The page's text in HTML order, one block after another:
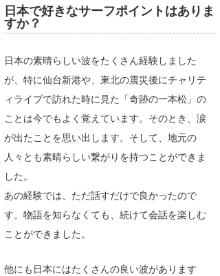
日本で好きなサーフポイントはありま
すか？
日本の素晴らしい波をたくさん経験しました
が、特に仙台新港や、東北の震災後にチャリテ
ィライブで訪れた時に見た「奇跡の一本松」の
ことは今でもよく覚えています。そのとき、涙
が出たことを思い出します。そして、地元の
人々とも素晴らしい繋がりを持つことができま
した。
あの経験では、ただ話すだけで良かったので
す。物語を知らなくても、続けて会話を楽しむ
ことができました。
他にも日本にはたくさんの良い波があります